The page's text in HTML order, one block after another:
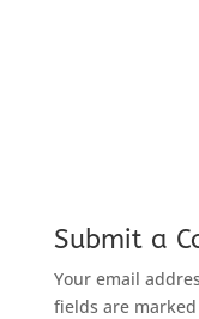
Submit a
Your email
fields are marked